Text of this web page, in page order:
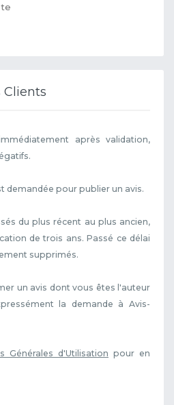
Clients
après validation,
demandée pour publier un avis.
du plus récent au plus ancien,
de trois ans. Passé ce délai
supprimés.
un avis dont vous êtes l'auteur
la demande à Avis-
Générales d'Utilisation pour en